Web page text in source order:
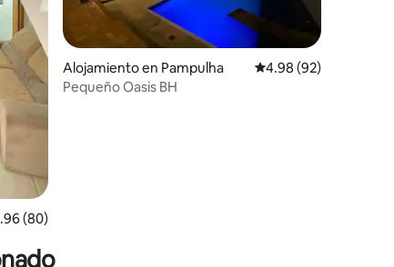
promedio: 4.96 de 5, 80 reseñas
(80)
Alojamiento en Pampulha Calificación
4.98 (92)
Pequeño Oasis BH